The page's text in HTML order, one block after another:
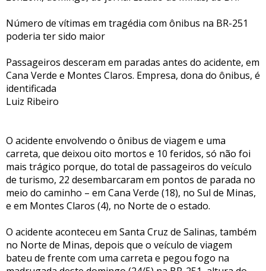
Número de vítimas em tragédia com ônibus na BR-251
poderia ter sido maior
Passageiros desceram em paradas antes do acidente, em
Cana Verde e Montes Claros. Empresa, dona do ônibus, é
identificada
Luiz Ribeiro
O acidente envolvendo o ônibus de viagem e uma
carreta, que deixou oito mortos e 10 feridos, só não foi
mais trágico porque, do total de passageiros do veículo
de turismo, 22 desembarcaram em pontos de parada no
meio do caminho – em Cana Verde (18), no Sul de Minas,
e em Montes Claros (4), no Norte de o estado.
O acidente aconteceu em Santa Cruz de Salinas, também
no Norte de Minas, depois que o veículo de viagem
bateu de frente com uma carreta e pegou fogo na